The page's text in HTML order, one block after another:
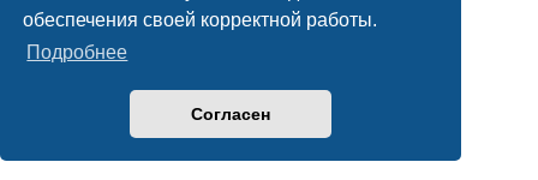
обеспечения своей корректной работы.
Подробнее
Согласен